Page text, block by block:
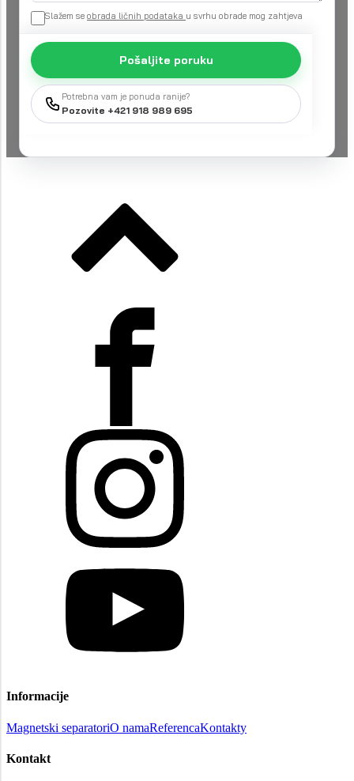
Slažem se obrada ličnih podataka u svrhu obrade mog zahtjeva
Pošaljite poruku
Potrebna vam je ponuda ranije?
Pozovite +421 918 989 695
Informacije
Magnetski separatoriO namaReferencaKontakty
Kontakt